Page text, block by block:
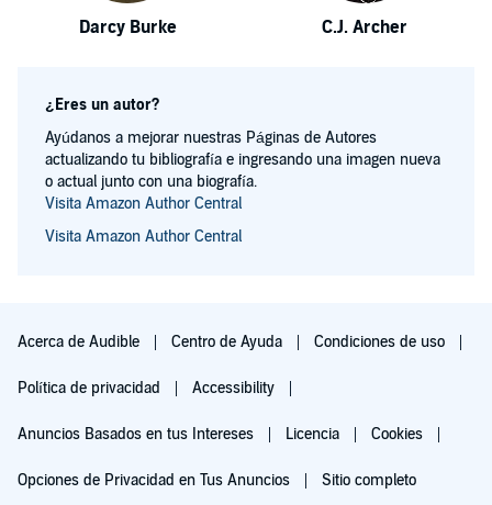
Darcy Burke C.J. Archer
¿Eres un autor?
Ayúdanos a mejorar nuestras Páginas de Autores
actualizando tu bibliografía e ingresando una imagen nueva
o actual junto con una biografía.
Visita Amazon Author Central
Visita Amazon Author Central
Acerca de Audible Centro de Ayuda Condiciones de uso
Política de privacidad Accessibility
Anuncios Basados en tus Intereses Licencia Cookies
Opciones de Privacidad en Tus Anuncios Sitio completo